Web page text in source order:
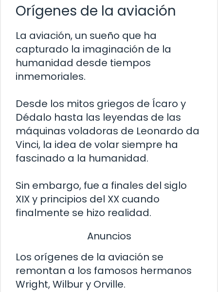
Orígenes de la aviación
La aviación, un sueño que ha
capturado la imaginación de la
humanidad desde tiempos
inmemoriales.
Desde los mitos griegos de Ícaro y
Dédalo hasta las leyendas de las
máquinas voladoras de Leonardo da
Vinci, la idea de volar siempre ha
fascinado a la humanidad.
Sin embargo, fue a finales del siglo
XIX y principios del XX cuando
finalmente se hizo realidad.
Anuncios
Los orígenes de la aviación se
remontan a los famosos hermanos
Wright, Wilbur y Orville.